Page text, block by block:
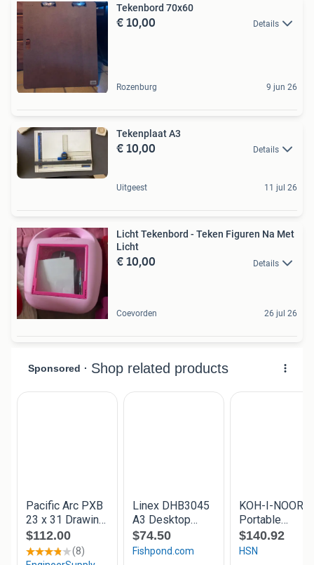
Tekenbord 70x60
€ 10,00 Details
Rozenburg 9 jun 26
Tekenplaat A3
€ 10,00 Details
Uitgeest 11 jul 26
Licht Tekenbord - Teken Figuren Na Met
Licht
€ 10,00 Details
Coevorden 26 jul 26